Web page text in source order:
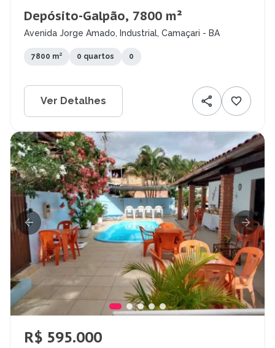
Depósito-Galpão, 7800 m²
Avenida Jorge Amado, Industrial, Camaçari - BA
7800 m² 0 quartos 0
Ver Detalhes
R$ 595.000